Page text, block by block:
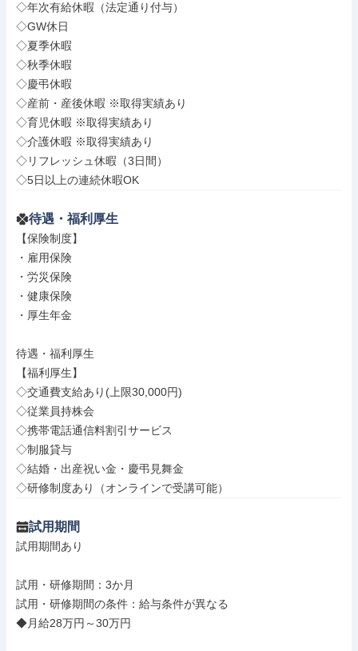
◇年次有給休暇（法定通り付与）
◇GW休日
◇夏季休暇
◇秋季休暇
◇慶弔休暇
◇産前・産後休暇 ※取得実績あり
◇育児休暇 ※取得実績あり
◇介護休暇 ※取得実績あり
◇リフレッシュ休暇（3日間）
◇5日以上の連続休暇OK
待遇・福利厚生
【保険制度】
・雇用保険
・労災保険
・健康保険
・厚生年金
待遇・福利厚生
【福利厚生】
◇交通費支給あり(上限30,000円)
◇従業員持株会
◇携帯電話通信料割引サービス
◇制服貸与
◇結婚・出産祝い金・慶弔見舞金
◇研修制度あり（オンラインで受講可能）
試用期間
試用期間あり
試用・研修期間：3か月
試用・研修期間の条件：給与条件が異なる
◆月給28万円～30万円